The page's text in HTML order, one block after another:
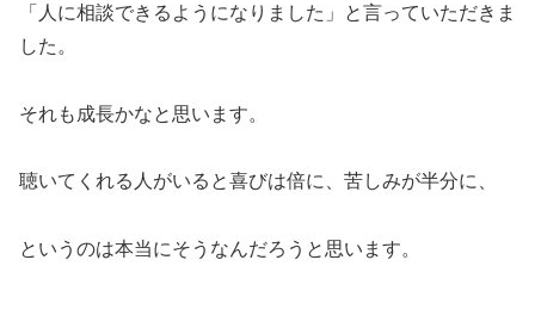
「人に相談できるようになりました」と言っていただきま
した。
それも成長かなと思います。
聴いてくれる人がいると喜びは倍に、苦しみが半分に、
というのは本当にそうなんだろうと思います。